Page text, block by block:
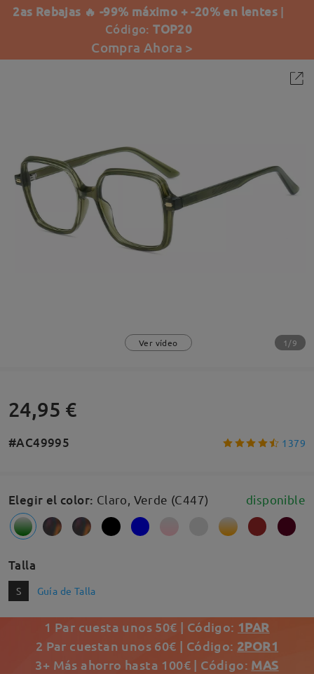
2as Rebajas 🔥 -99% máximo + -20% en lentes |
Código:TOP20
Compra Ahora >
Ver vídeo 1/9
24,95 €
#AC49995 1379
Elegir el color: Claro, Verde (C447) disponible
Talla
S Guía de Talla
1 Par cuesta unos 50€ | Código: 1PAR
2 Par cuestan unos 60€ | Código: 2POR1
3+ Más ahorro hasta 100€ | Código: MAS